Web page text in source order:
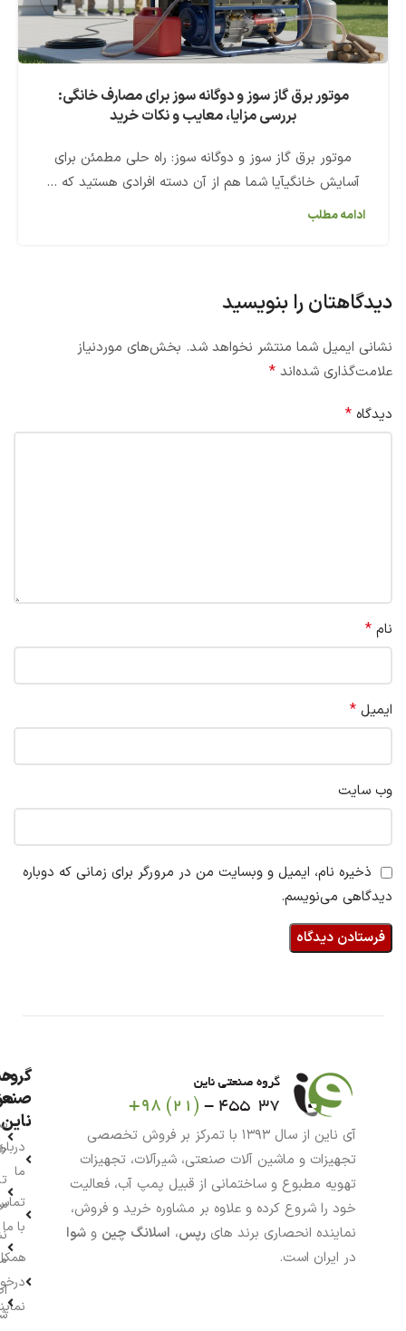
موتور برق گاز سوز و دوگانه سوز برای مصارف خانگی:
بررسی مزایا، معایب و نکات خرید
موتور برق گاز سوز و دوگانه سوز: راه حلی مطمئن برای
آسایش خانگیآیا شما هم از آن دسته افرادی هستید که ...
ادامه مطلب
دیدگاهتان را بنویسید
نشانی ایمیل شما منتشر نخواهد شد. بخش‌های موردنیاز
علامت‌گذاری شده‌اند *
دیدگاه *
نام *
ایمیل *
وب‌ سایت
ذخیره نام، ایمیل و وبسایت من در مرورگر برای زمانی که دوباره
دیدگاهی می‌نویسم.
آی ناین از سال ۱۳۹۳ با تمرکز بر فروش تخصصی
تجهیزات و ماشین آلات صنعتی، شیرآلات، تجهیزات
تهویه مطبوع و ساختمانی از قبیل پمپ آب، فعالیت
خود را شروع کرده و علاوه بر مشاوره خرید و فروش،
نماینده انحصاری برند های رپس، اسلانگ چین و شوا
در ایران است.
گروه
ناین
ما
با ما